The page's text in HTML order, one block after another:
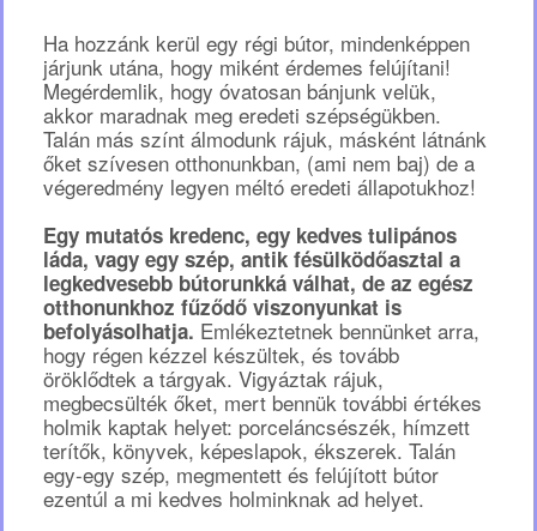
Ha hozzánk kerül egy régi bútor, mindenképpen
járjunk utána, hogy miként érdemes felújítani!
Megérdemlik, hogy óvatosan bánjunk velük,
akkor maradnak meg eredeti szépségükben.
Talán más színt álmodunk rájuk, másként látnánk
őket szívesen otthonunkban, (ami nem baj) de a
végeredmény legyen méltó eredeti állapotukhoz!
Egy mutatós kredenc, egy kedves tulipános
láda, vagy egy szép, antik fésülködőasztal a
legkedvesebb bútorunkká válhat, de az egész
otthonunkhoz fűződő viszonyunkat is
befolyásolhatja. Emlékeztetnek bennünket arra,
hogy régen kézzel készültek, és tovább
öröklődtek a tárgyak. Vigyáztak rájuk,
megbecsülték őket, mert bennük további értékes
holmik kaptak helyet: porceláncsészék, hímzett
terítők, könyvek, képeslapok, ékszerek. Talán
egy-egy szép, megmentett és felújított bútor
ezentúl a mi kedves holminknak ad helyet.